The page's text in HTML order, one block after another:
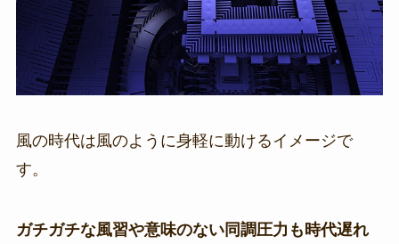
風の時代は風のように身軽に動けるイメージで
す。
ガチガチな風習や意味のない同調圧力も時代遅れ